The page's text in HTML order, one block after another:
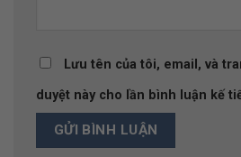
Lưu tên của tôi, email, và
duyệt này cho lần bình luận kế